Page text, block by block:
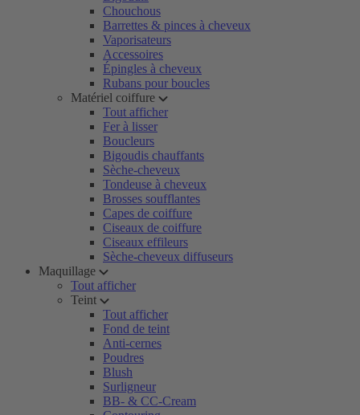
Chouchous
Barrettes & pinces à cheveux
Vaporisateurs
Accessoires
Épingles à cheveux
Rubans pour boucles
Matériel coiffure
Tout afficher
Fer à lisser
Boucleurs
Bigoudis chauffants
Sèche-cheveux
Tondeuse à cheveux
Brosses soufflantes
Capes de coiffure
Ciseaux de coiffure
Ciseaux effileurs
Sèche-cheveux diffuseurs
Maquillage
Tout afficher
Teint
Tout afficher
Fond de teint
Anti-cernes
Poudres
Blush
Surligneur
BB- & CC-Cream